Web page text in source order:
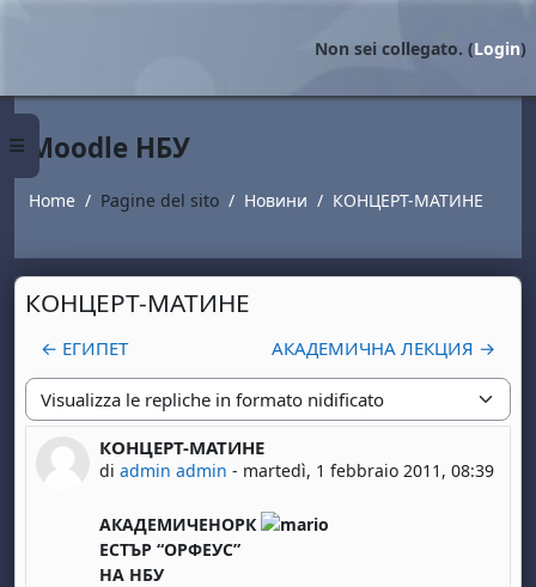
Pannello laterale
Non sei collegato. (Login)
Moodle НБУ
Home Pagine del sito Новини КОНЦЕРТ-МАТИНЕ
КОНЦЕРТ-МАТИНЕ
← ЕГИПЕТ АКАДЕМИЧНА ЛЕКЦИЯ →
Modalità visualizzazione
КОНЦЕРТ-МАТИНЕ
di admin admin - martedì, 1 febbraio 2011, 08:39
Numero di risposte: 0
АКАДЕМИЧЕНОРК
ЕСТЪР “ОРФЕУС”
НА НБУ